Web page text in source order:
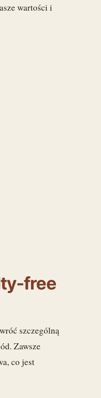
wartości i
free
szczególną
Zawsze
co jest